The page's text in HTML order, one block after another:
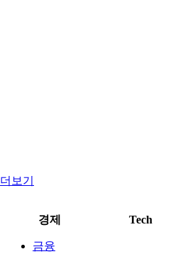
더보기
경제 Tech
금융